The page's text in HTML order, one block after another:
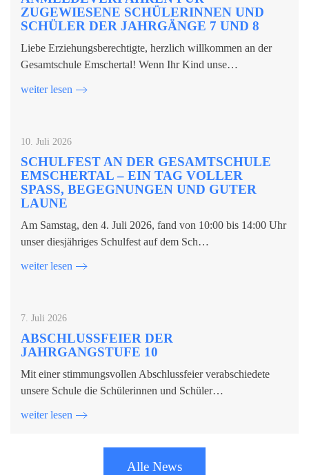
ZUGEWIESENE SCHÜLERINNEN UND
SCHÜLER DER JAHRGÄNGE 7 UND 8
Liebe Erziehungsberechtigte, herzlich willkommen an der
Gesamtschule Emschertal! Wenn Ihr Kind unse…
weiter lesen
10. Juli 2026
SCHULFEST AN DER GESAMTSCHULE
EMSCHERTAL – EIN TAG VOLLER
SPASS, BEGEGNUNGEN UND GUTER L
AUNE
Am Samstag, den 4. Juli 2026, fand von 10:00 bis 14:00 Uhr
unser diesjähriges Schulfest auf dem Sch…
weiter lesen
7. Juli 2026
ABSCHLUSSFEIER DER
JAHRGANGSTUFE 10
Mit einer stimmungsvollen Abschlussfeier verabschiedete
unsere Schule die Schülerinnen und Schüler…
weiter lesen
Alle News